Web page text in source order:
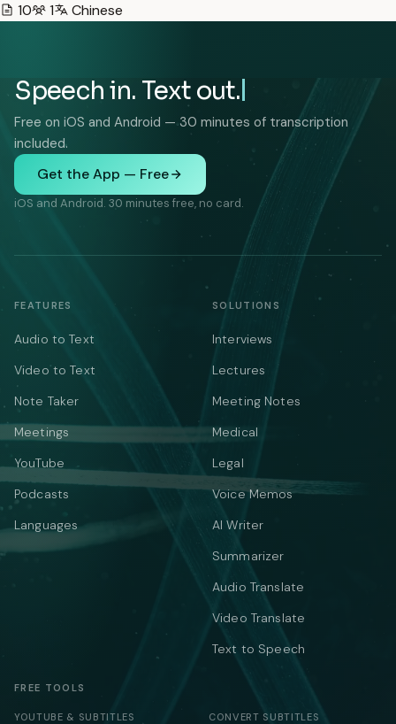
10
1 Chinese
Speech in. Text out.
Free on iOS and Android — 30 minutes of transcription
included.
Get the App — Free
iOS and Android. 30 minutes free, no card.
FEATURES
Audio to Text
Video to Text
Note Taker
Meetings
YouTube
Podcasts
Languages
SOLUTIONS
Interviews
Lectures
Meeting Notes
Medical
Legal
Voice Memos
AI Writer
Summarizer
Audio Translate
Video Translate
Text to Speech
FREE TOOLS
YOUTUBE & SUBTITLES CONVERT SUBTITLES